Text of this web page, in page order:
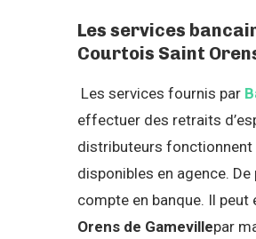
Les services
Courtois Saint
Les services fournis par
effectuer des retraits
distributeurs fonctionnent
disponibles en agence. De
compte en banque. Il
Orens de Gamevillepar